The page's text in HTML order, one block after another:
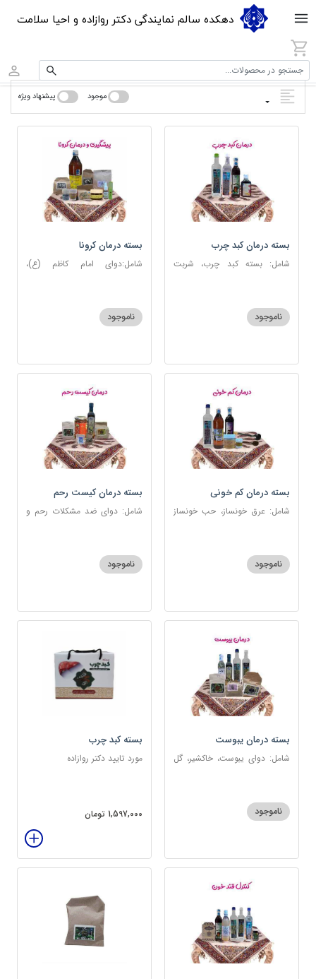
دهکده سالم نمایندگی دکتر روازاده و احیا سلامت
جستجو در محصولات...
موجود پیشنهاد ویژه
بسته درمان کبد چرب
شامل: بسته کبد چرب، شربت
ناموجود
بسته درمان کرونا
شامل:دوای امام کاظم (ع)،
شربت حیات، کندر
ناموجود
بسته درمان کم خونی
شامل: عرق خونساز، حب خونساز
ناموجود
بسته درمان کیست رحم
شامل: دوای ضد مشکلات رحم و
زیتون
ناموجود
بسته درمان یبوست
شامل: دوای یبوست، خاکشیر، گل
ناموجود
بسته کبد چرب
مورد تایید دکتر روازاده
1,597,000 تومان